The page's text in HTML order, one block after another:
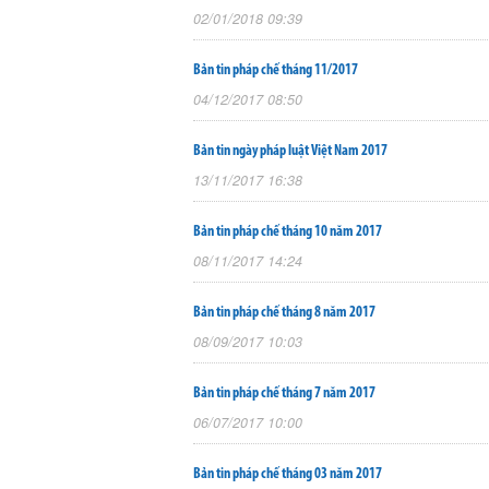
02/01/2018 09:39
Bản tin pháp chế tháng 11/2017
04/12/2017 08:50
Bản tin ngày pháp luật Việt Nam 2017
13/11/2017 16:38
Bản tin pháp chế tháng 10 năm 2017
08/11/2017 14:24
Bản tin pháp chế tháng 8 năm 2017
08/09/2017 10:03
Bản tin pháp chế tháng 7 năm 2017
06/07/2017 10:00
Bản tin pháp chế tháng 03 năm 2017